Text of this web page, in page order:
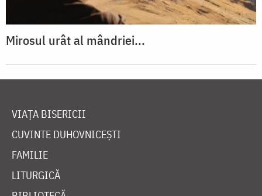
Mirosul urât al mândriei...
VIAȚA BISERICII
CUVINTE DUHOVNICEȘTI
FAMILIE
LITURGICĂ